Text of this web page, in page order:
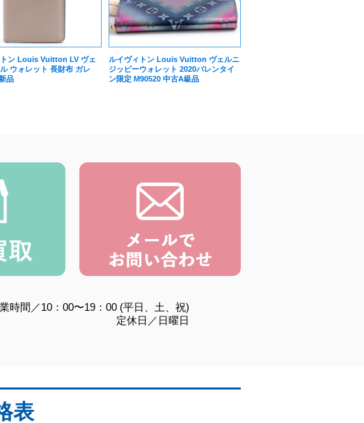
ン Louis Vuitton LV ヴェ
ウォレット 長財布 ガレ
品
ルイヴィトン Louis Vuitton ヴェルニ
ジッピーウォレット 2020バレンタイ
ン限定 M90520 中古A級品
時間／10：00〜19：00 (平日、土、祝)
定休日／日曜日
表